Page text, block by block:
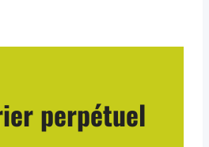
perpétuel